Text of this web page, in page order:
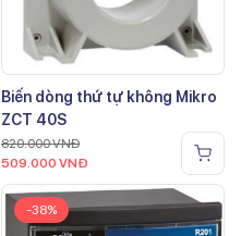
Biến dòng thứ tự không Mikro
ZCT 40S
820.000VNĐ
509.000 VNĐ
-38%